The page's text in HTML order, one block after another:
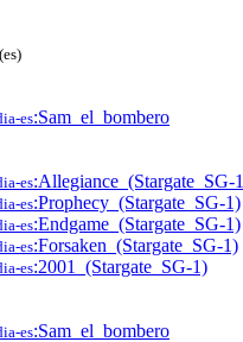
(es)
es:Sam_el_bombero
es:Allegiance_(Stargate_SG-
es:Prophecy_(Stargate_SG-1)
es:Endgame_(Stargate_SG-1)
es:Forsaken_(Stargate_SG-1)
es:2001_(Stargate_SG-1)
es:Sam_el_bombero